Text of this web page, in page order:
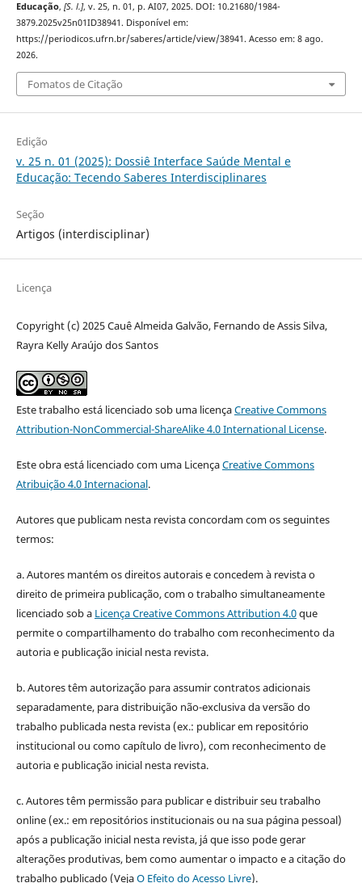
Educação, [S. l.], v. 25, n. 01, p. AI07, 2025. DOI: 10.21680/1984-
3879.2025v25n01ID38941. Disponível em:
https://periodicos.ufrn.br/saberes/article/view/38941. Acesso em: 8 ago.
2026.
Fomatos de Citação
Edição
v. 25 n. 01 (2025): Dossiê Interface Saúde Mental e
Educação: Tecendo Saberes Interdisciplinares
Seção
Artigos (interdisciplinar)
Licença
Copyright (c) 2025 Cauê Almeida Galvão, Fernando de Assis Silva,
Rayra Kelly Araújo dos Santos
Este trabalho está licenciado sob uma licençaCreative Commons
Attribution-NonCommercial-ShareAlike 4.0 International License.
Este obra está licenciado com uma LicençaCreative Commons
Atribuição 4.0 Internacional.
Autores que publicam nesta revista concordam com os seguintes
termos:
a. Autores mantém os direitos autorais e concedem à revista o
direito de primeira publicação, com o trabalho simultaneamente
licenciado sob a Licença Creative Commons Attribution 4.0que
permite o compartilhamento do trabalho com reconhecimento da
autoria e publicação inicial nesta revista.
b. Autores têm autorização para assumir contratos adicionais
separadamente, para distribuição não-exclusiva da versão do
trabalho publicada nesta revista (ex.: publicar em repositório
institucional ou como capítulo de livro), com reconhecimento de
autoria e publicação inicial nesta revista.
c. Autores têm permissão para publicar e distribuir seu trabalho
online (ex.: em repositórios institucionais ou na sua página pessoal)
após a publicação inicial nesta revista, já que isso pode gerar
alterações produtivas, bem como aumentar o impacto e a citação do
trabalho publicado (VejaO Efeito do Acesso Livre).